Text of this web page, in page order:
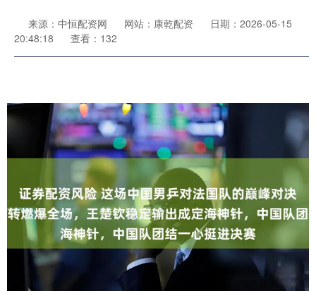
来源：中恒配资网 网站：康乾配资
日期：2026-05-15
20:48:18
查看：132